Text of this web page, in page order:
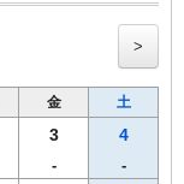
>
金 土
3
-
4
-